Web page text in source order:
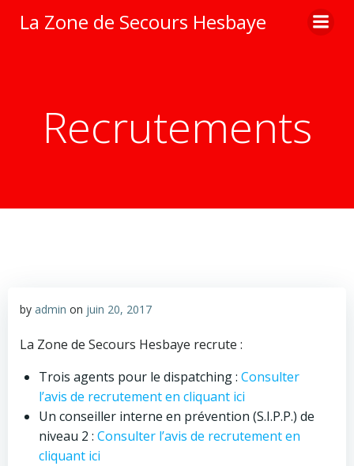
au
La Zone de Secours Hesbaye
Recrutements
by admin on juin 20, 2017
La Zone de Secours Hesbaye recrute :
Trois agents pour le dispatching : Consulter
l’avis de recrutement en cliquant ici
Un conseiller interne en prévention (S.I.P.P.) de
niveau 2 : Consulter l’avis de recrutement en
cliquant ici